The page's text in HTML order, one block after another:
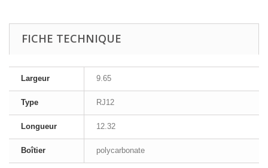
FICHE TECHNIQUE
Largeur 9.65
Type RJ12
Longueur 12.32
Boîtier polycarbonate